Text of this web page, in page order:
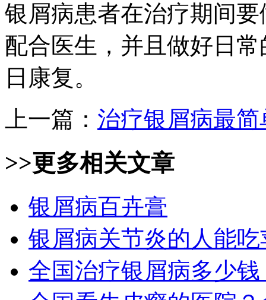
银屑病患者在治疗期间
配合医生，并且做好日
日康复。
上一篇： 治疗银屑病最简
>>更多相关文章
银屑病百卉膏
银屑病关节炎的人能
全国治疗银屑病多少